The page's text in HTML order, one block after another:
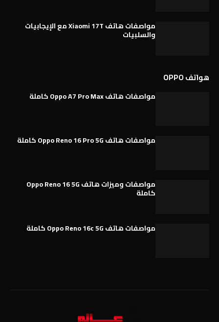
مواصفات هاتف Xiaomi 17T مع الإيجابيات
والسلبيات
هواتف OPPO
مواصفات هاتف Oppo A7 Pro Max كاملة
مواصفات هاتف Oppo Reno 16 Pro 5G كاملة
مواصفات وميزات هاتف Oppo Reno 16 5G
كاملة
مواصفات هاتف Oppo Reno 16c 5G كاملة